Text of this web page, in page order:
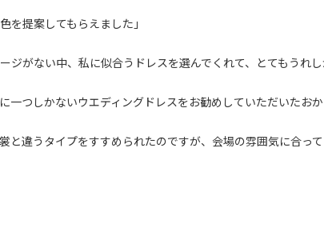
提案してもらえました」
がない中、私に似合うドレスを選んでくれて、とてもうれし
つしかないウエディングドレスをお勧めしていただいたおか
と違うタイプをすすめられたのですが、会場の雰囲気に合っ